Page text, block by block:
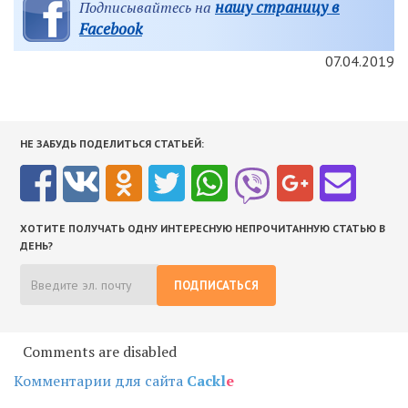
Подписывайтесь на нашу страницу в
Facebook
07.04.2019
НЕ ЗАБУДЬ ПОДЕЛИТЬСЯ СТАТЬЕЙ:
ХОТИТЕ ПОЛУЧАТЬ ОДНУ ИНТЕРЕСНУЮ НЕПРОЧИТАННУЮ СТАТЬЮ В
ДЕНЬ?
ПОДПИСАТЬСЯ
Comments are disabled
Комментарии для сайта Cackle